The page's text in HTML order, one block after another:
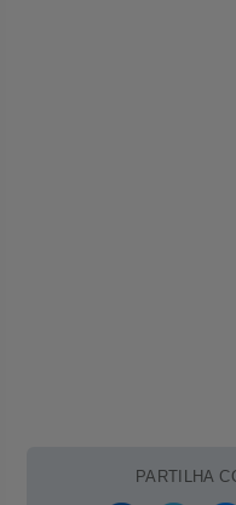
PARTILHA